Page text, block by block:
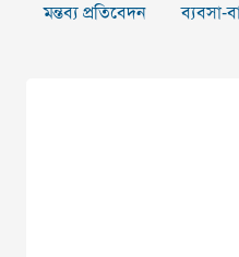
মন্তব্য প্রতিবেদন
ব্যবসা-